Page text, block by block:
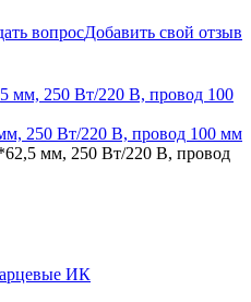
вопросДобавить свой отзыв
250 Вт/220 В, провод 100 мм
мм, 250 Вт/220 В, провод